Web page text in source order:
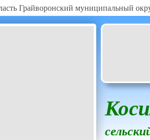
Грайворонский муниципальный